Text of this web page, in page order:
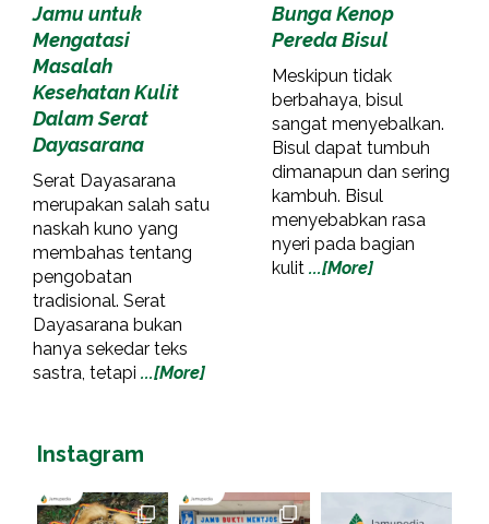
Jamu untuk
Mengatasi
Masalah
Kesehatan Kulit
Dalam Serat
Dayasarana
Serat Dayasarana
merupakan salah satu
naskah kuno yang
membahas tentang
pengobatan
tradisional. Serat
Dayasarana bukan
hanya sekedar teks
sastra, tetapi ...[More]
Bunga Kenop
Pereda Bisul
Meskipun tidak
berbahaya, bisul
sangat menyebalkan.
Bisul dapat tumbuh
dimanapun dan sering
kambuh. Bisul
menyebabkan rasa
nyeri pada bagian
kulit ...[More]
Instagram